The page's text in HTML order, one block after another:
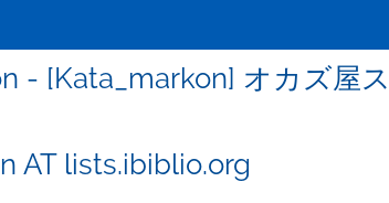
- [Kata_markon] オカズ屋
AT lists.ibiblio.org